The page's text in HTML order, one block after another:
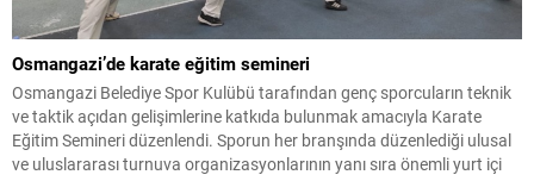
Osmangazi’de karate eğitim semineri
Osmangazi Belediye Spor Kulübü tarafından genç sporcuların teknik
ve taktik açıdan gelişimlerine katkıda bulunmak amacıyla Karate
Eğitim Semineri düzenlendi. Sporun her branşında düzenlediği ulusal
ve uluslararası turnuva organizasyonlarının yanı sıra önemli yurt içi